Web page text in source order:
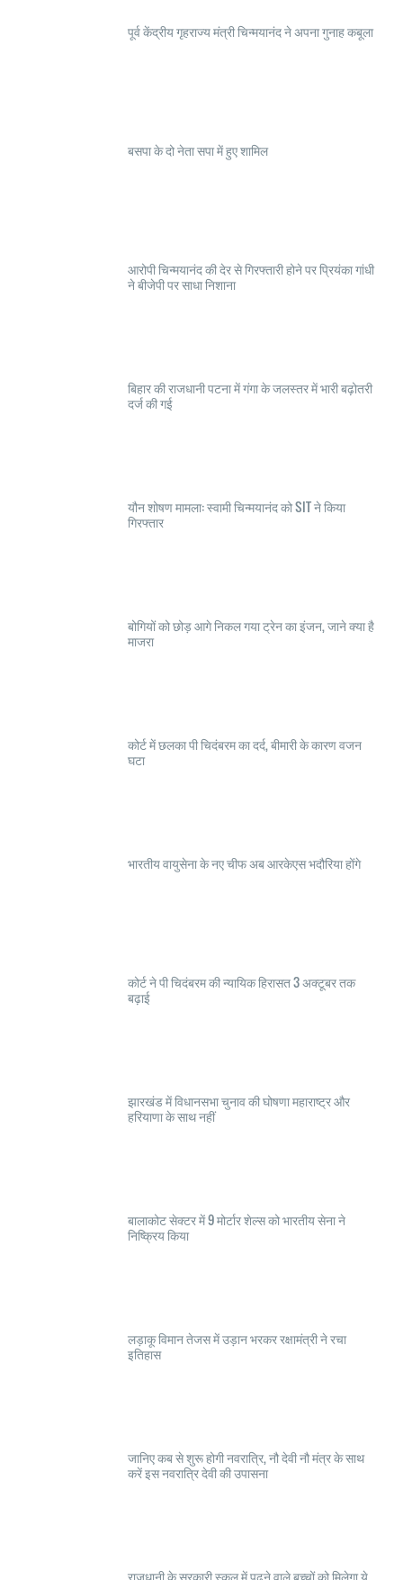
पूर्व केंद्रीय गृहराज्य मंत्री चिन्मयानंद ने अपना गुनाह कबूला
बसपा के दो नेता सपा में हुए शामिल
आरोपी चिन्मयानंद की देर से गिरफ्तारी होने पर प्रियंका गांधी
ने बीजेपी पर साधा निशाना
बिहार की राजधानी पटना में गंगा के जलस्तर में भारी बढ़ोतरी
दर्ज की गई
यौन शोषण मामला: स्वामी चिन्मयानंद को SIT ने किया
गिरफ्तार
बोगियों को छोड़ आगे निकल गया ट्रेन का इंजन, जाने क्या है
माजरा
कोर्ट में छलका पी चिदंबरम का दर्द, बीमारी के कारण वजन
घटा
भारतीय वायुसेना के नए चीफ अब आरकेएस भदौरिया होंगे
कोर्ट ने पी चिदंबरम की न्यायिक हिरासत 3 अक्टूबर तक
बढ़ाई
झारखंड में विधानसभा चुनाव की घोषणा महाराष्ट्र और
हरियाणा के साथ नहीं
बालाकोट सेक्टर में 9 मोर्टार शेल्स को भारतीय सेना ने
निष्क्रिय किया
लड़ाकू विमान तेजस में उड़ान भरकर रक्षामंत्री ने रचा
इतिहास
जानिए कब से शुरू होगी नवरात्रि, नौ देवी नौ मंत्र के साथ
करें इस नवरात्रि देवी की उपासना
राजधानी के सरकारी स्कूल में पढ़ने वाले बच्चों को मिलेगा ये